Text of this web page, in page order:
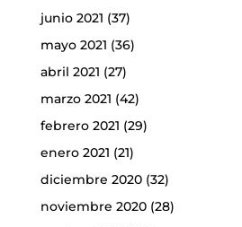
junio 2021 (37)
mayo 2021 (36)
abril 2021 (27)
marzo 2021 (42)
febrero 2021 (29)
enero 2021 (21)
diciembre 2020(32)
noviembre 2020(28)